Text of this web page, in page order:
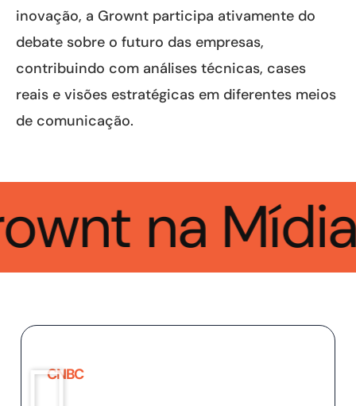
inovação, a Grownt participa ativamente do
debate sobre o futuro das empresas,
contribuindo com análises técnicas, cases
reais e visões estratégicas em diferentes meios
de comunicação.
na Mídia
CNBC